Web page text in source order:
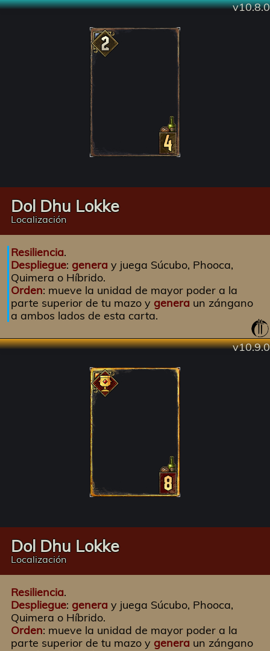
v10.8.0
Dol Dhu Lokke
Localización
Resiliencia.
Despliegue: genera y juega Súcubo, Phooca,
Quimera o Híbrido.
Orden: mueve la unidad de mayor poder a la
parte superior de tu mazo y genera un zángano
a ambos lados de esta carta.
v10.9.0
Dol Dhu Lokke
Localización
Resiliencia.
Despliegue: genera y juega Súcubo, Phooca,
Quimera o Híbrido.
Orden: mueve la unidad de mayor poder a la
parte superior de tu mazo y genera un zángano